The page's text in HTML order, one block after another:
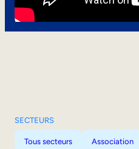
SECTEURS
Tous secteurs Association